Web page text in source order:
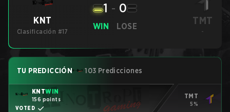
KNT
Clasificación #17
WIN
1 - 0
LOSE TMT
-
TU PREDICCIÓN 103 Predicciones
KNTWIN
156 points
VOTED
TMT
5%